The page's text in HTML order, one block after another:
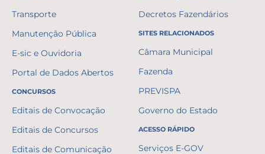
Transporte
Manutenção Pública
E-sic e Ouvidoria
Portal de Dados Abertos
CONCURSOS
Editais de Convocação
Editais de Concursos
Editais de Comunicação
Decretos Fazendários
SITES RELACIONADOS
Câmara Municipal
Fazenda
PREVISPA
Governo do Estado
ACESSO RÁPIDO
Serviços E-GOV